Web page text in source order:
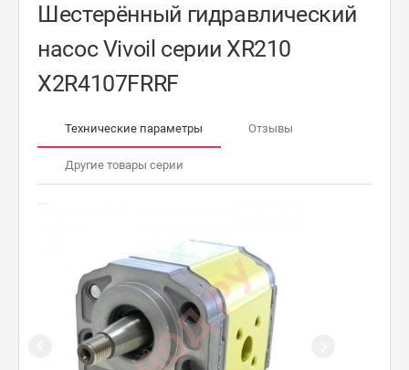
Шестерённый гидравлический
насос Vivoil серии XR210
X2R4107FRRF
Технические параметры Отзывы
Другие товары серии